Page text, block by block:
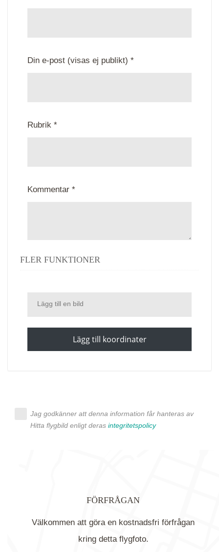
Din e-post (visas ej publikt) *
Rubrik *
Kommentar *
FLER FUNKTIONER
Lägg till en bild
Lägg till koordinater
Jag godkänner att denna information får hanteras av
Hitta flygbild enligt deras integritetspolicy
FÖRFRÅGAN
Välkommen att göra en kostnadsfri förfrågan
kring detta flygfoto.